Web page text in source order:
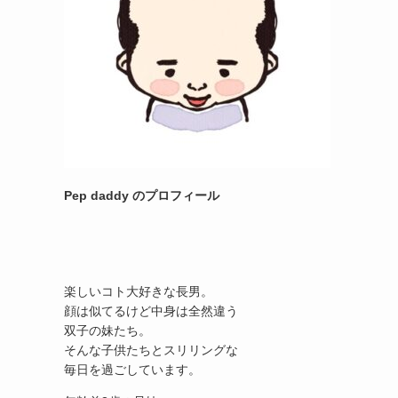
Pep daddy のプロフィール
楽しいコト大好きな長男。
顔は似てるけど中身は全然違う
双子の妹たち。
そんな子供たちとスリリングな
毎日を過ごしています。